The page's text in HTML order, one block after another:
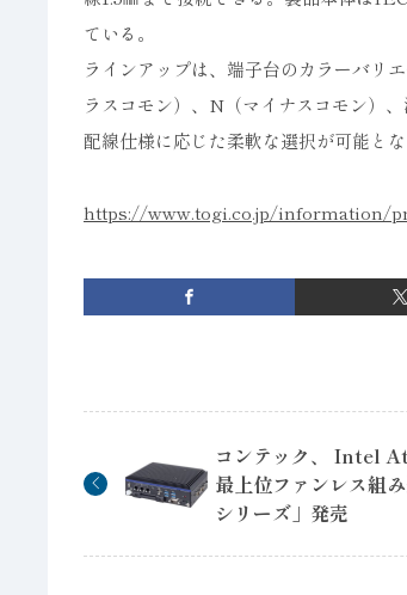
ている。
ラインアップは、端子台のカラーバリ
ラスコモン）、N（マイナスコモン）
配線仕様に応じた柔軟な選択が可能と
https://www.togi.co.jp/information/
コンテック、 Intel
最上位ファンレス組
シリーズ」発売